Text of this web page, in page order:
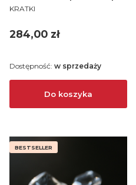
kg
PRODUCENT
KRATKI
Cena
284,00 zł
Do koszyka
Dostępność: w sprzedaży
BESTSELLER